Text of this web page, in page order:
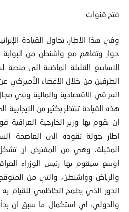
فتح قنوات
وفي هذا الاطار، تحاول القيادة
حوار وتفاهم مع واشنطن من
الاسابيع القليلة الماضية الى منصة
الطرفين من خلال الاغضاء الأميركي عن
العراقي الاقتصادية والمالية وفي
هذه القيادة تنتظر بكثير من الايجابية
ان يقوم بها وزير الخارجية
اطار جولة تقوده الى العاصمة
المقبلة، وهي من المفترض ان تشكل
اوسع سيقوم بها رئيس الوزراء
والرياض وواشنطن، والتي من
الدور الذي يطمح الكاظمي للقيام
والدولي، اي استكمال ما سبق ان